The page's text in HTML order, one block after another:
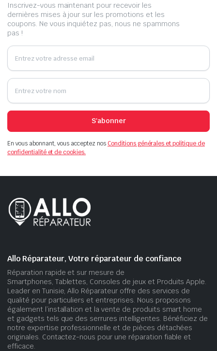
Inscrivez-vous maintenant pour recevoir les
dernières mises à jour sur les promotions et les
coupons. Ne vous inquiétez pas, nous ne spammons
pas !
S'abonner
En vous abonnant, vous acceptez nosConditions générales et politique de
confidentialité et de cookies.
Allo Réparateur, Votre réparateur de confiance
Réparation rapide et sur mesure de
Smartphones, Tablettes, Consoles de jeux et Produits Apple.
Leader en Tunisie, Allo Réparateur offre des services de
qualité pour particuliers et entreprises. Nous proposons
également l’installation et la vente de produits smart home
et gadgets tels que des serrures intelligentes. Bénéficiez de
notre expertise professionnelle et de pièces détachées
originales. Contactez-nous pour une réparation fiable et
efficace.